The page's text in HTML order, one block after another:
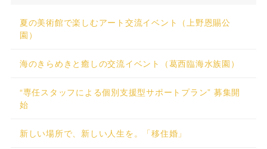
夏の美術館で楽しむアート交流イベント（上野恩賜公
園）
海のきらめきと癒しの交流イベント（葛西臨海水族園）
“専任スタッフによる個別支援型サポートプラン” 募集開
始
新しい場所で、新しい人生を。「移住婚」